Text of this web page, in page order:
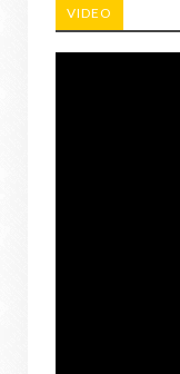
VIDEO